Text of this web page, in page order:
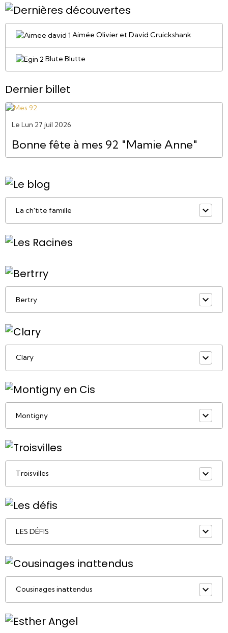
Aimée Olivier et David Cruickshank
Blute Blutte
Dernier billet
Le Lun 27 juil 2026
Bonne fête à mes 92 "Mamie Anne"
La ch'tite famille
Bertry
Clary
Montigny
Troisvilles
LES DÉFIS
Cousinages inattendus